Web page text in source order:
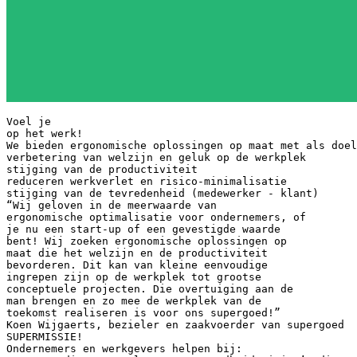
Voel je
op het werk!
We bieden ergonomische oplossingen op maat met als
verbetering van welzijn en geluk op de werkplek
stijging van de productiviteit
reduceren werkverlet en risico-minimalisatie
stijging van de tevredenheid (medewerker - klant)
“Wij geloven in de meerwaarde van
ergonomische optimalisatie voor ondernemers, of
je nu een start-up of een gevestigde waarde
bent! Wij zoeken ergonomische oplossingen op
maat die het welzijn en de productiviteit
bevorderen. Dit kan van kleine eenvoudige
ingrepen zijn op de werkplek tot grootse
conceptuele projecten. Die overtuiging aan de
man brengen en zo mee de werkplek van de
toekomst realiseren is voor ons supergoed!”
Koen Wijgaerts, bezieler en zaakvoerder van supergoed
SUPERMISSIE!
Ondernemers en werkgevers helpen bij: